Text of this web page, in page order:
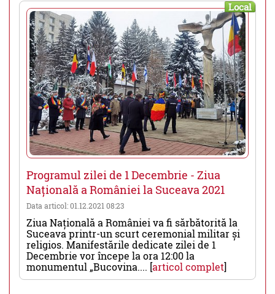
Local
Programul zilei de 1 Decembrie - Ziua
Națională a României la Suceava 2021
Data articol: 01.12.2021 08:23
Ziua Națională a României va fi sărbătorită la
Suceava printr-un scurt ceremonial militar și
religios. Manifestările dedicate zilei de 1
Decembrie vor începe la ora 12:00 la
monumentul „Bucovina.... [articol complet]